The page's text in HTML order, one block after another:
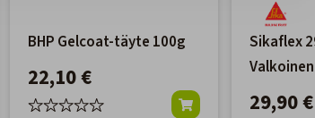
BHP Gelcoat-täyte 100g
22,10 €
Sikaflex
Valkoinen
29,90 €